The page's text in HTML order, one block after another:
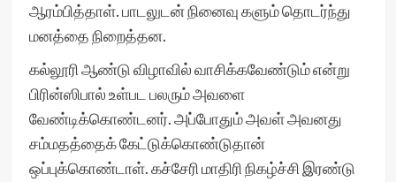
ஆரம்பித்தாள். பாடலுடன் நினைவு களும் தொடர்ந்து
மனத்தை நிறைத்தன.
கல்லூரி ஆண்டு விழாவில் வாசிக்கவேண்டும் என்று
பிரின்ஸிபால் உள்பட பலரும் அவளை
வேண்டிக்கொண்டனர். அப்போதும் அவள் அவனது
சம்மதத்தைக் கேட்டுக்கொண்டுதான்
ஒப்புக்கொண்டாள். கச்சேரி மாதிரி நிகழ்ச்சி இரண்டு